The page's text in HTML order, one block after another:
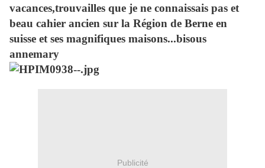
vacances,trouvailles que je ne connaissais pas et
beau cahier ancien sur la Région de Berne en
suisse et ses magnifiques maisons...bisous
annemary
Publicité